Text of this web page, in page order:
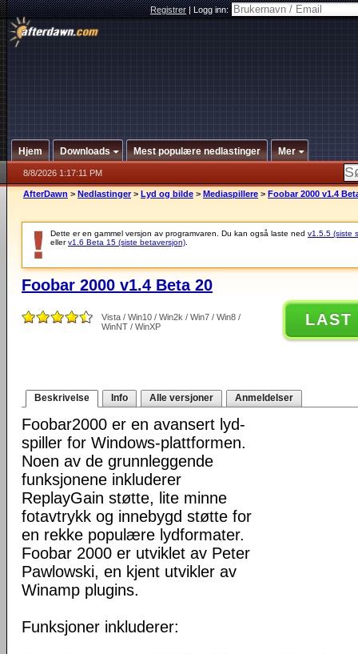
Registrer|Logg inn:
Hjem Downloads Mest populære nedlastinger Mer
8/8/2026 1:17:11 PM
AfterDawn > Nedlastinger > Lyd og bilde > Mediaspillere > Foobar 2000 v1.4
Dette er en gammel versjon av programvaren. Du kan også laste ned v1.5.5 (siste
ellerv1.6 Beta 15 (siste betaversjon)
Foobar 2000 v1.4 Beta 20
Vista / Win10 / Win2k / Win7 / Win8 /
WinNT / WinXP
LAST
Beskrivelse Info Alle versjoner Anmeldelser
Foobar2000 er en avansert lyd-
spiller for Windows-plattformen.
Noen av de grunnleggende
funksjonene inkluderer
ReplayGain støtte, lite minne
fotavtrykk og innebygd støtte for
en rekke populære lydformater.
Foobar 2000 er utviklet av Peter
Pawlowski, en kjent utvikler av
Winamp plugins.
Funksjoner inkluderer: